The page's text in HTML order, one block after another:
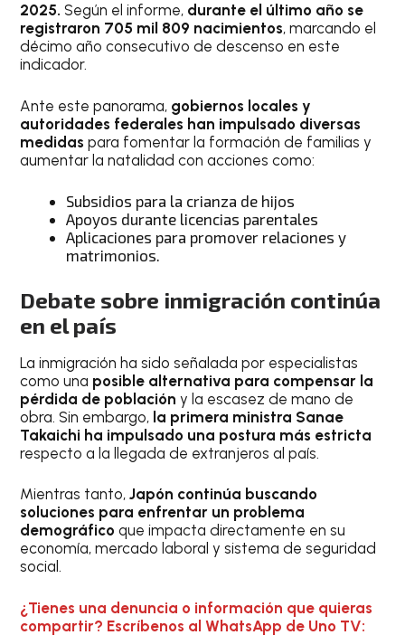
2025. Según el informe, durante el último año se
registraron 705 mil 809 nacimientos, marcando el
décimo año consecutivo de descenso en este
indicador.
Ante este panorama, gobiernos locales y
autoridades federales han impulsado diversas
medidas para fomentar la formación de familias y
aumentar la natalidad con acciones como:
Subsidios para la crianza de hijos
Apoyos durante licencias parentales
Aplicaciones para promover relaciones y
matrimonios.
Debate sobre inmigración continúa
en el país
La inmigración ha sido señalada por especialistas
como una posible alternativa para compensar la
pérdida de población y la escasez de mano de
obra. Sin embargo, la primera ministra Sanae
Takaichi ha impulsado una postura más estricta
respecto a la llegada de extranjeros al país.
Mientras tanto,Japón continúa buscando
soluciones para enfrentar un problema
demográfico que impacta directamente en su
economía, mercado laboral y sistema de seguridad
social.
¿Tienes una denuncia o información que quieras
compartir? Escríbenos al WhatsApp de Uno TV: